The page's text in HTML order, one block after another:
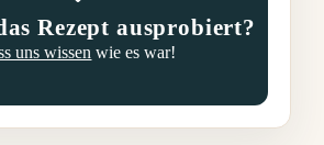
Rezept ausprobiert?
uns wissen wie es war!